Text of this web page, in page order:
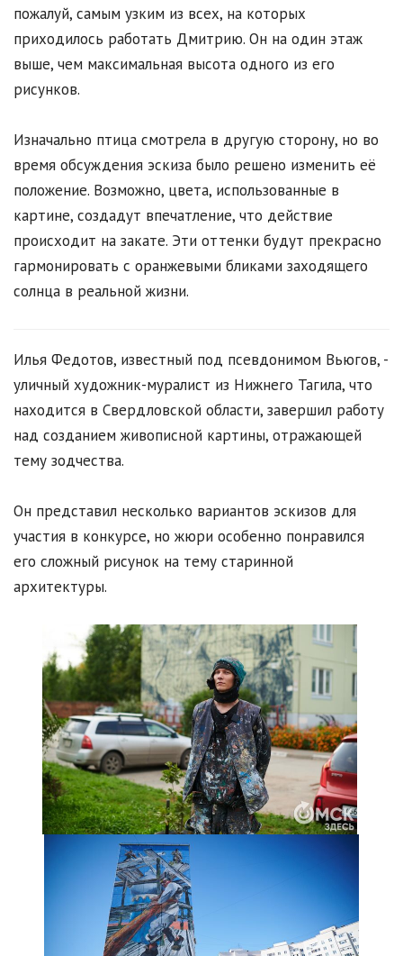
пожалуй, самым узким из всех, на которых
приходилось работать Дмитрию. Он на один этаж
выше, чем максимальная высота одного из его
рисунков.
Изначально птица смотрела в другую сторону, но во
время обсуждения эскиза было решено изменить её
положение. Возможно, цвета, использованные в
картине, создадут впечатление, что действие
происходит на закате. Эти оттенки будут прекрасно
гармонировать с оранжевыми бликами заходящего
солнца в реальной жизни.
Илья Федотов, известный под псевдонимом Вьюгов, -
уличный художник-муралист из Нижнего Тагила, что
находится в Свердловской области, завершил работу
над созданием живописной картины, отражающей
тему зодчества.
Он представил несколько вариантов эскизов для
участия в конкурсе, но жюри особенно понравился
его сложный рисунок на тему старинной
архитектуры.